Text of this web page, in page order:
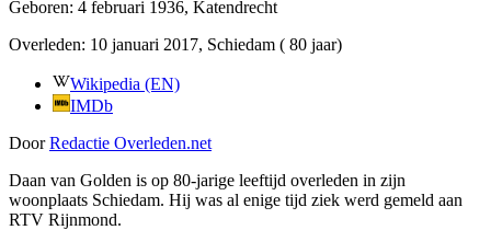
Geboren: 4 februari 1936, Katendrecht
Overleden: 10 januari 2017, Schiedam ( 80 jaar)
Wikipedia (EN)
IMDb
Door Redactie Overleden.net
Daan van Golden is op 80-jarige leeftijd overleden in zijn
woonplaats Schiedam. Hij was al enige tijd ziek werd gemeld aan
RTV Rijnmond.